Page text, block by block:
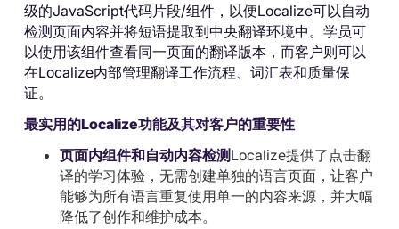
级的JavaScript代码片段/组件，以便Localize可以自动
检测页面内容并将短语提取到中央翻译环境中。学员可
以使用该组件查看同一页面的翻译版本，而客户则可以
在Localize内部管理翻译工作流程、词汇表和质量保
证。
最实用的Localize功能及其对客户的重要性
页面内组件和自动内容检测 Localize提供了点击翻
译的学习体验，无需创建单独的语言页面，让客户
能够为所有语言重复使用单一的内容来源，并大幅
降低了创作和维护成本。